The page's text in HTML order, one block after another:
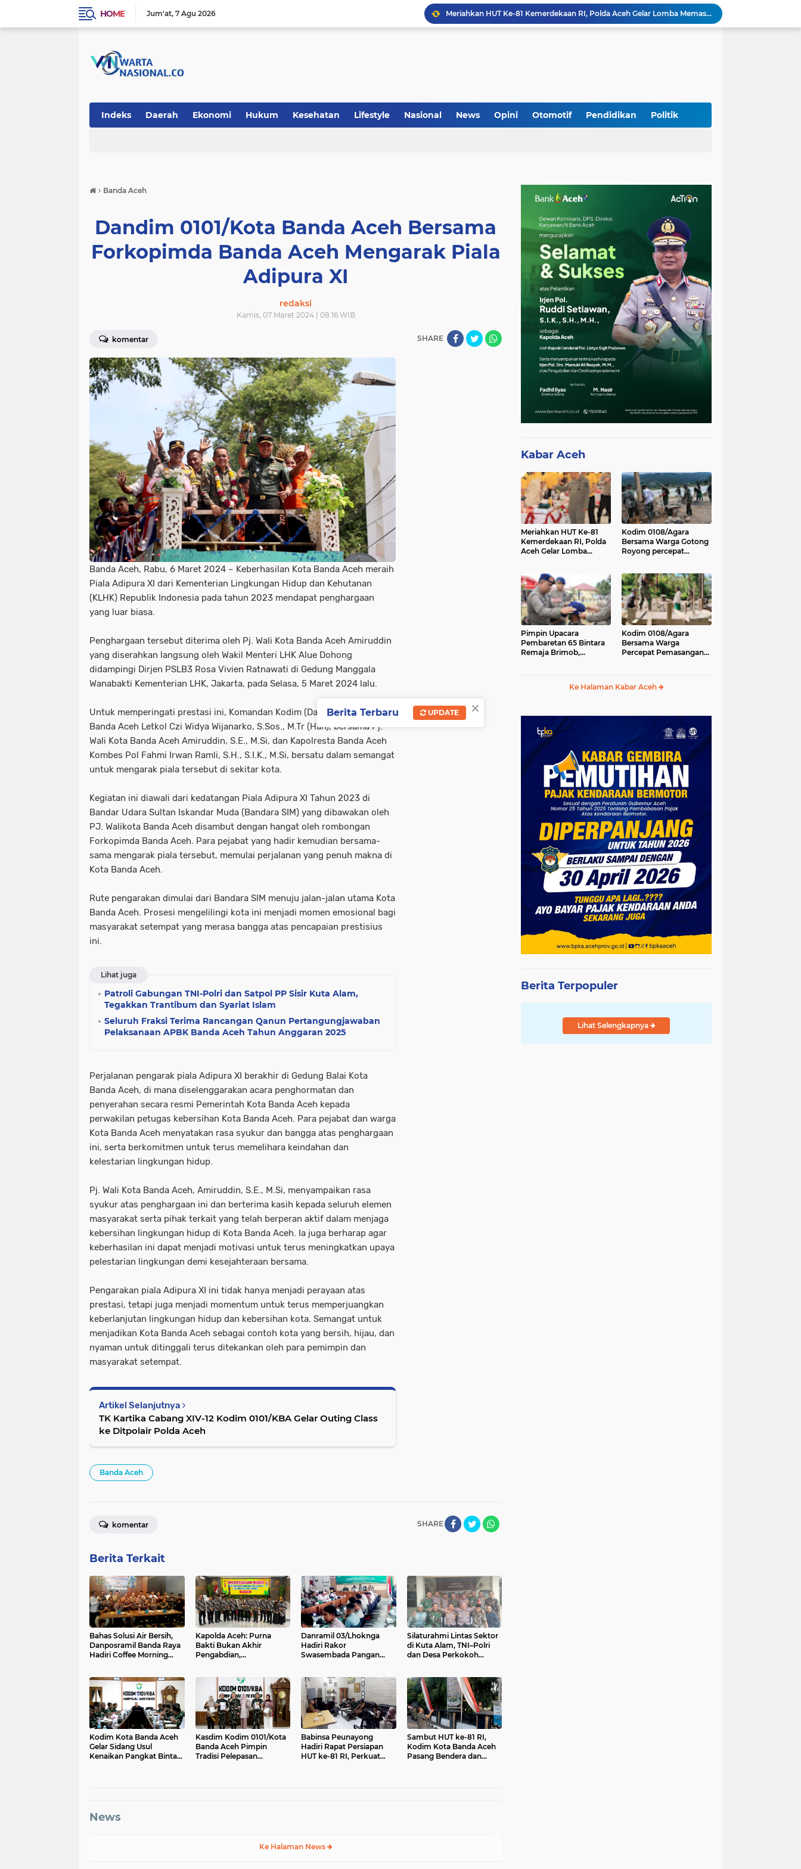
HOME Jum'at 7 Agu 2026 Meriahkan HUT Ke-81 Kemerdekaan RI, Polda Aceh Gelar Lomba Memasak Nasi Goreng dan Aneka Minuman
Babinsa Simpang Tiga Monitoring Harga Sembako, Pastikan Stabilitas dan Ketersediaan Bahan Pokok
Babinsa Lembah Seulawah Perkuat Sinergi dengan Tenaga Pendidik, Tekankan Pencegahan Kenakalan Remaja dan Bahaya Narkoba
Pimpin Upacara Pembaretan 65 Bintara Remaja Brimob, Kapolda Aceh: Baret Adalah Simbol Kehormatan
Indeks Daerah Ekonomi Hukum Kesehatan Lifestyle Nasional News Opini Otomotif Pendidikan Politik
› Banda Aceh
Dandim 0101/Kota Banda Aceh Bersama
Forkopimda Banda Aceh Mengarak Piala
Adipura XI
redaksi
Kamis, 07 Maret 2024 | 08.16 WIB
komentar SHARE
Banda Aceh, Rabu, 6 Maret 2024 – Keberhasilan Kota Banda Aceh meraih
Piala Adipura XI dari Kementerian Lingkungan Hidup dan Kehutanan
(KLHK) Republik Indonesia pada tahun 2023 mendapat penghargaan
yang luar biasa.
Penghargaan tersebut diterima oleh Pj. Wali Kota Banda Aceh Amiruddin
yang diserahkan langsung oleh Wakil Menteri LHK Alue Dohong
didampingi Dirjen PSLB3 Rosa Vivien Ratnawati di Gedung Manggala
Wanabakti Kementerian LHK, Jakarta, pada Selasa, 5 Maret 2024 lalu.
Untuk memperingati prestasi ini, Komandan Kodim (Dandim) 0101/Kota
Banda Aceh Letkol Czi Widya Wijanarko, S.Sos., M.Tr (Han), bersama Pj.
Wali Kota Banda Aceh Amiruddin, S.E., M.Si, dan Kapolresta Banda Aceh
Kombes Pol Fahmi Irwan Ramli, S.H., S.I.K., M.Si, bersatu dalam semangat
untuk mengarak piala tersebut di sekitar kota.
Kegiatan ini diawali dari kedatangan Piala Adipura XI Tahun 2023 di
Bandar Udara Sultan Iskandar Muda (Bandara SIM) yang dibawakan oleh
PJ. Walikota Banda Aceh disambut dengan hangat oleh rombongan
Forkopimda Banda Aceh. Para pejabat yang hadir kemudian bersama-
sama mengarak piala tersebut, memulai perjalanan yang penuh makna di
Kota Banda Aceh.
Rute pengarakan dimulai dari Bandara SIM menuju jalan-jalan utama Kota
Banda Aceh. Prosesi mengelilingi kota ini menjadi momen emosional bagi
masyarakat setempat yang merasa bangga atas pencapaian prestisius
ini.
Lihat juga
Patroli Gabungan TNI-Polri dan Satpol PP Sisir Kuta Alam,
Tegakkan Trantibum dan Syariat Islam
Seluruh Fraksi Terima Rancangan Qanun Pertangungjawaban
Pelaksanaan APBK Banda Aceh Tahun Anggaran 2025
Perjalanan pengarak piala Adipura XI berakhir di Gedung Balai Kota
Banda Aceh, di mana diselenggarakan acara penghormatan dan
penyerahan secara resmi Pemerintah Kota Banda Aceh kepada
perwakilan petugas kebersihan Kota Banda Aceh. Para pejabat dan warga
Kota Banda Aceh menyatakan rasa syukur dan bangga atas penghargaan
ini, serta berkomitmen untuk terus memelihara keindahan dan
kelestarian lingkungan hidup.
Pj. Wali Kota Banda Aceh, Amiruddin, S.E., M.Si, menyampaikan rasa
syukur atas penghargaan ini dan berterima kasih kepada seluruh elemen
masyarakat serta pihak terkait yang telah berperan aktif dalam menjaga
kebersihan lingkungan hidup di Kota Banda Aceh. Ia juga berharap agar
keberhasilan ini dapat menjadi motivasi untuk terus meningkatkan upaya
pelestarian lingkungan demi kesejahteraan bersama.
Pengarakan piala Adipura XI ini tidak hanya menjadi perayaan atas
prestasi, tetapi juga menjadi momentum untuk terus memperjuangkan
keberlanjutan lingkungan hidup dan kebersihan kota. Semangat untuk
menjadikan Kota Banda Aceh sebagai contoh kota yang bersih, hijau, dan
nyaman untuk ditinggali terus ditekankan oleh para pemimpin dan
masyarakat setempat.
Artikel Selanjutnya
TK Kartika Cabang XIV-12 Kodim 0101/KBA Gelar Outing Class
ke Ditpolair Polda Aceh
Banda Aceh
SHARE
komentar
Berita Terkait
Bahas Solusi Air Bersih,
Danposramil Banda Raya
Hadiri Coffee Morning
Kapolda Aceh: Purna
Bakti Bukan Akhir
Pengabdian,
Danramil 03/Lhoknga
Hadiri Rakor
Swasembada Pangan
Juta Hektare
Silaturahmi Lintas Sektor
di Kuta Alam, TNI–Polri
dan Desa Perkokoh
Kodim Kota Banda Aceh
Gelar Sidang Usul
Kenaikan Pangkat Bintara
Kasdim Kodim 0101/Kota
Banda Aceh Pimpin
Tradisi Pelepasan
Babinsa Peunayong
Hadiri Rapat Persiapan
HUT ke-81 RI, Perkuat
Sambut HUT ke-81 RI,
Kodim Kota Banda Aceh
Pasang Bendera dan
News
Ke Halaman News
Kabar Aceh
Meriahkan HUT Ke-81
Kemerdekaan RI, Polda
Aceh Gelar Lomba
Kodim 0108/Agara
Bersama Warga Gotong
Royong percepat
Desa Gulo Aceh
Tenggara
Pimpin Upacara
Pembaretan 65 Bintara
Remaja Brimob,
Kodim 0108/Agara
Bersama Warga
Percepat Pemasangan
Ke Halaman Kabar Aceh
Berita Terpopuler
Lihat Selengkapnya
×
Berita Terbaru UPDATE